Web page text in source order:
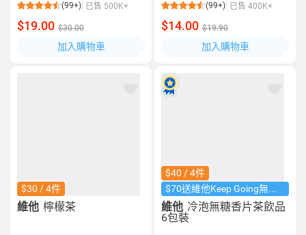
(99+) 已售 500K+
$19.00 $30.00
加入購物車
(99+) 已售 400K+
$14.00 $19.90
加入購物車
$30 / 4件
維他 檸檬茶
$40 / 4件
$70送維他Keep Going無線耳機​
維他 冷泡無糖香片茶飲品
6包裝